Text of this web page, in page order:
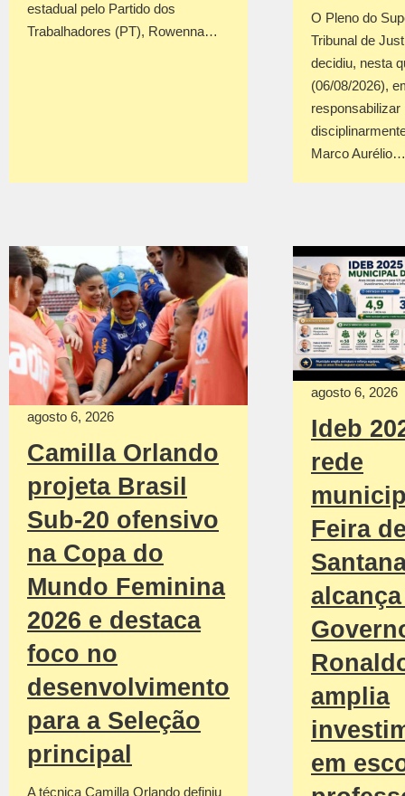
estadual pelo Partido dos
Trabalhadores (PT), Rowenna…
O Pleno do
Tribunal de
decidiu, nesta
(06/08/2026),
responsabilizar
Marco Aurélio…
agosto 6, 2026
Camilla Orlando
projeta Brasil
Sub-20 ofensivo
na Copa do
Mundo Feminina
2026 e destaca
foco no
desenvolvimento
para a Seleção
principal
A técnica Camilla Orlando definiu
agosto 6, 2026
Ideb
rede
Feira
amplia
em